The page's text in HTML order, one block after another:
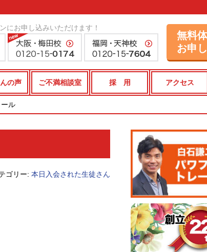
にお申し込みいただけます！
無料
お申
の声 ご不満相談室 採 用 アクセス
ル
ゴリー: 本日入会された生徒さん